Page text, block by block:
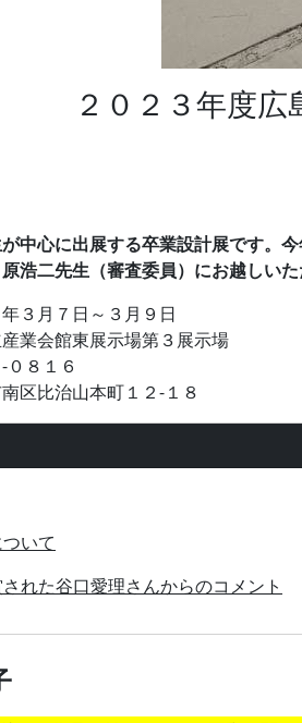
２０２３年度
中心に出展する卒業設計展です。
浩二先生（審査委員）にお越しいた
３月７日～３月９日
業会館東展示場第３展示場
８１６
治山本町１２-１８
いて
れた谷口愛理さんからのコメント